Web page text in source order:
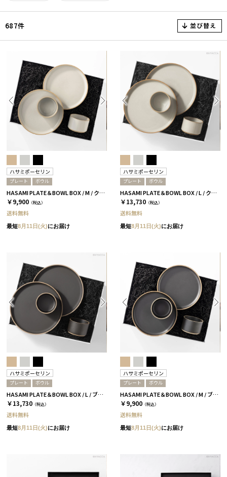
687件 並び替え
ハサミポーセリン
プレート ボウル
HASAMI PLATE＆BOWL BOX / M / クリア［ハサミポーセリン］
￥9,900 （税込）
送料無料
最短8月11日(火)にお届け
ハサミポーセリン
プレート ボウル
HASAMI PLATE＆BOWL BOX / L / クリア［ハサミポーセリン］
￥13,730 （税込）
送料無料
最短8月11日(火)にお届け
ハサミポーセリン
プレート ボウル
HASAMI PLATE＆BOWL BOX / L / ブラック［ハサミポーセリン］
￥13,730 （税込）
送料無料
最短8月11日(火)にお届け
ハサミポーセリン
プレート ボウル
HASAMI PLATE＆BOWL BOX / M / ブラック［ハサミポーセリン］
￥9,900 （税込）
送料無料
最短8月11日(火)にお届け